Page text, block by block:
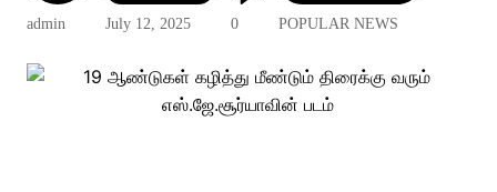
admin July 12, 2025 0 POPULAR NEWS